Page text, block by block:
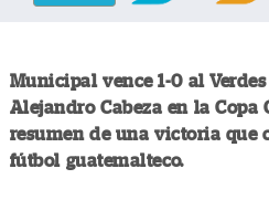
Municipal vence 1-0 al
Alejandro Cabeza en la Copa
resumen de una victoria que
fútbol guatemalteco.